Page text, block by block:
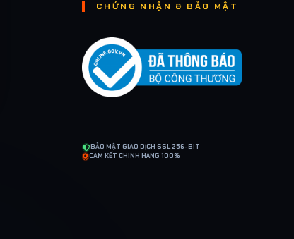
CHỨNG NHẬN & BẢO MẬT
BẢO MẬT GIAO DỊCH SSL 256-BIT
CAM KẾT CHÍNH HÃNG 100%